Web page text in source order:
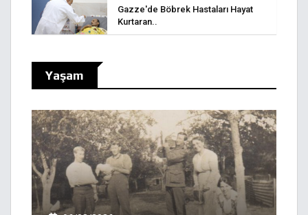
Gazze'de Böbrek Hastaları Hayat
Kurtaran..
Yaşam